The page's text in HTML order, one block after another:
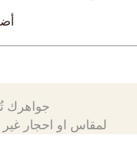
جواهرك
لمقاس او احجار غير